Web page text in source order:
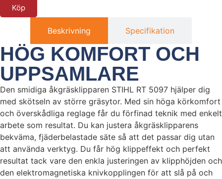
Köp
Beskrivning Specifikation
HÖG KOMFORT OCH
UPPSAMLARE
Den smidiga åkgräsklipparen STIHL RT 5097 hjälper dig
med skötseln av större gräsytor. Med sin höga körkomfort
och överskådliga reglage får du förfinad teknik med enkelt
arbete som resultat. Du kan justera åkgräsklipparens
bekväma, fjäderbelastade säte så att det passar dig utan
att använda verktyg. Du får hög klippeffekt och perfekt
resultat tack vare den enkla justeringen av klipphöjden och
den elektromagnetiska knivkopplingen för att slå på och